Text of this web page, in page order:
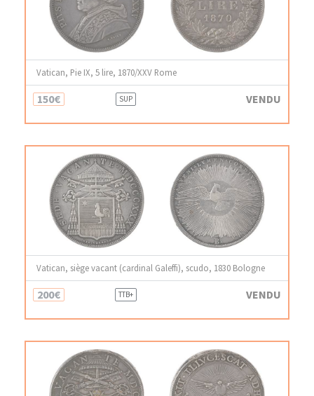
Vatican, Pie IX, 5 lire, 1870/XXV Rome
150€ SUP VENDU
Vatican, siège vacant (cardinal Galeffi), scudo, 1830 Bologne
200€ TTB+ VENDU